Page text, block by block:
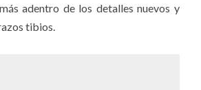
adentro de los detalles nuevos y
tibios.